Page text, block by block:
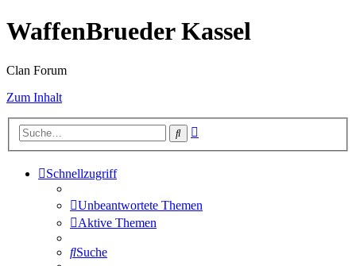
WaffenBrueder Kassel
Clan Forum
Zum Inhalt
Suche
Schnellzugriff
Unbeantwortete Themen
Aktive Themen
Suche